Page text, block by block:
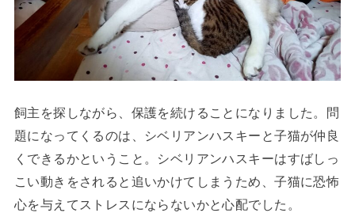
飼主を探しながら、保護を続けることになりました。問
題になってくるのは、シベリアンハスキーと子猫が仲良
くできるかということ。シベリアンハスキーはすばしっ
こい動きをされると追いかけてしまうため、子猫に恐怖
心を与えてストレスにならないかと心配でした。